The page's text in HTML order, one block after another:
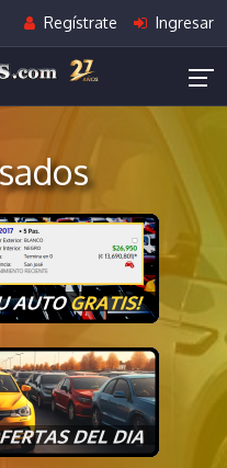
Regístrate Ingresar